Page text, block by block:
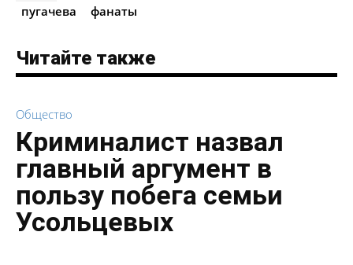
пугачева
фанаты
Читайте также
Общество
Криминалист назвал
главный аргумент в
пользу побега семьи
Усольцевых